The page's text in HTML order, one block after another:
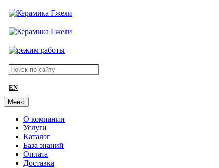
EN
Меню
О компании
Услуги
Каталог
База знаний
Оплата
Доставка